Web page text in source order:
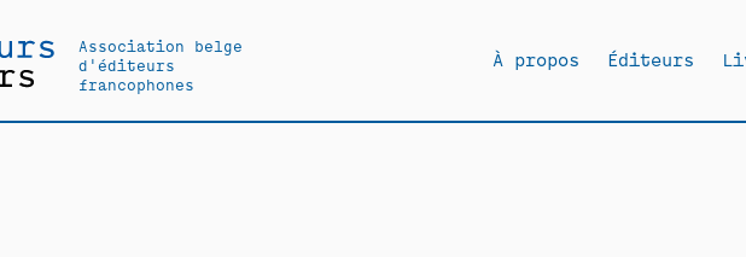
Association belge
d'éditeurs
francophones
À propos Éditeurs